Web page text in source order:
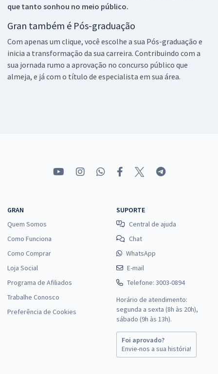
que tanto sonhou no meio público.
Gran também é Pós-graduação
Com apenas um clique, você escolhe a sua Pós-graduação e
inicia a transformação da sua carreira. Contribuindo com a
sua jornada rumo a aprovação no concurso público que
almeja, e já com o título de especialista em sua área.
GRAN
Quem Somos
Como Funciona
Como Comprar
Loja Social
Programa de Afiliados
Trabalhe Conosco
Preferência de Cookies
SUPORTE
Central de ajuda
Chat
WhatsApp
E-mail
Telefone: 3003-0894
Horário de atendimento:
segunda a sexta (8h às 20h),
sábado (9h às 13h).
Foi aprovado?
Envie-nos a sua história!